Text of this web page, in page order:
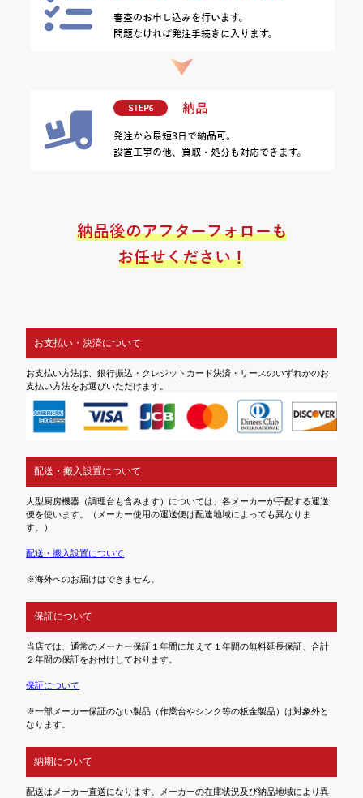
お支払い・決済について
お支払い方法は、銀行振込・クレジットカード決済・リースのいずれかのお
支払い方法をお選びいただけます。
配送・搬入設置について
大型厨房機器（調理台も含みます）については、各メーカーが手配する運送
便を使います。（メーカー使用の運送便は配達地域によっても異なりま
す。）
配送・搬入設置について
※海外へのお届けはできません。
保証について
当店では、通常のメーカー保証１年間に加えて１年間の無料延長保証、合計
２年間の保証をお付けしております。
保証について
※一部メーカー保証のない製品（作業台やシンク等の板金製品）は対象外と
なります。
納期について
配送はメーカー直送になります。メーカーの在庫状況及び納品地域により異